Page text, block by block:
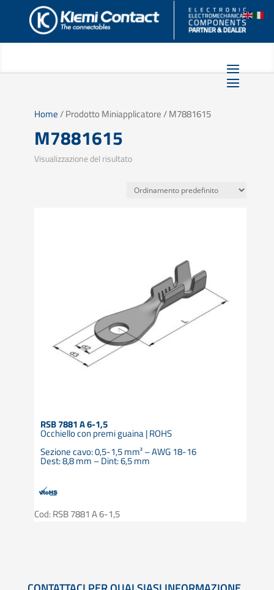
Home/ Prodotto Miniapplicatore / M7881615
M7881615
Visualizzazione del risultato
RSB 7881 A 6-1,5
Occhiello con premi guaina | ROHS
Sezione cavo: 0,5-1,5 mm² – AWG 18-16
Dest: 8,8 mm – Dint: 6,5 mm
Cod: RSB 7881 A 6-1,5